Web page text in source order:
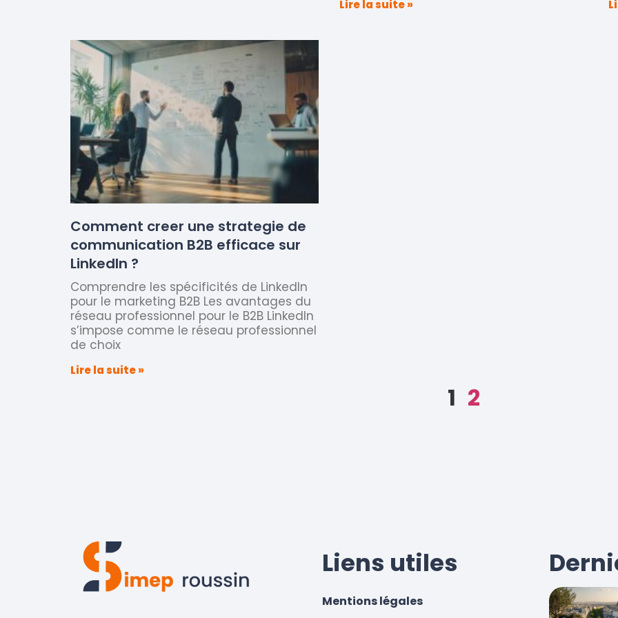
Lire la suite »
Comment creer une strategie de
communication B2B efficace sur
LinkedIn ?
Comprendre les spécificités de LinkedIn
pour le marketing B2B Les avantages du
réseau professionnel pour le B2B LinkedIn
s’impose comme le réseau professionnel
de choix
Lire la suite »
1 2
Liens utiles
Mentions légales